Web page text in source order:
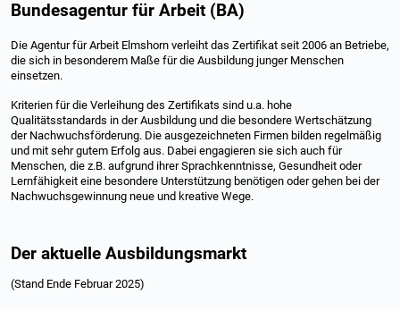
Bundesagentur für Arbeit (BA)
Die Agentur für Arbeit Elmshorn verleiht das Zertifikat seit 2006 an Betriebe,
die sich in besonderem Maße für die Ausbildung junger Menschen
einsetzen.
Kriterien für die Verleihung des Zertifikats sind u.a. hohe
Qualitätsstandards in der Ausbildung und die besondere Wertschätzung
der Nachwuchsförderung. Die ausgezeichneten Firmen bilden regelmäßig
und mit sehr gutem Erfolg aus. Dabei engagieren sie sich auch für
Menschen, die z.B. aufgrund ihrer Sprachkenntnisse, Gesundheit oder
Lernfähigkeit eine besondere Unterstützung benötigen oder gehen bei der
Nachwuchsgewinnung neue und kreative Wege.
Der aktuelle Ausbildungsmarkt
(Stand Ende Februar 2025)